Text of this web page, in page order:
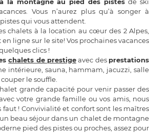
la montagne au pied des pistes de ski
Vous n’aurez plus qu’à songer à
qui vous attendent.
chalets à la location au cœur des 2 Alpes,
ligne sur le site! Vos prochaines vacances
clics !
chalets de prestigeavec des prestations
intérieure, sauna, hammam, jacuzzi, salle
le souffle.
grande capacité pour venir passer des
votre grande famille ou vos amis, nous
faut ! Convivialité et confort sont les maîtres
beau séjour dans un chalet de montagne
pied des pistes ou proches, assez pour